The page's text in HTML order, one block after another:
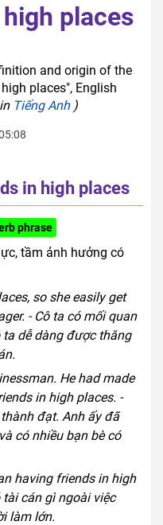
places
and origin of the
places", English
Tiếng Anh)
in high places
phrase
tầm ảnh hưởng có
so she easily get
- Cô ta có mối quan
dễ dàng được thăng
He had made
in high places. -
đạt. Anh ấy đã
có nhiều bạn bè có
having friends in high
tài cán gì ngoài việc
làm lớn.